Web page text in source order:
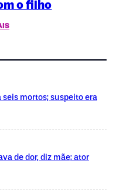
o filho
mortos; suspeito era
de dor, diz mãe; ator